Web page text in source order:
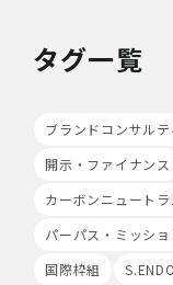
す。
・個人データ
・事務所内外の
しないよう措置
・アクセス制御
データベース等
の不正アクセス
タグ一覧
ブランドコンサルテ
開示・ファイナンス
カーボンニュート
パーパス・ミッシ
国際枠組
S.ENDO